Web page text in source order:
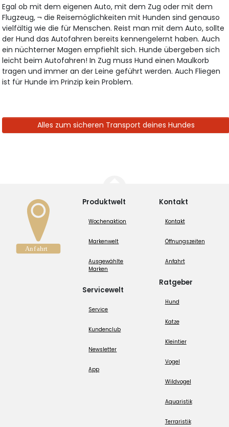
Egal ob mit dem eigenen Auto, mit dem Zug oder mit dem
Flugzeug, ¬ die Reisemöglichkeiten mit Hunden sind genauso
vielfältig wie die für Menschen. Reist man mit dem Auto, sollte
der Hund das Autofahren bereits kennengelernt haben. Auch
ein nüchterner Magen empfiehlt sich. Hunde übergeben sich
leicht beim Autofahren! In Zug muss Hund einen Maulkorb
tragen und immer an der Leine geführt werden. Auch Fliegen
ist für Hunde im Prinzip kein Problem.
Alles zum sicheren Transport deines Hundes
Produktwelt
Wochenaktion
Markenwelt
Ausgewählte
Marken
Servicewelt
Service
Kundenclub
Newsletter
App
Kontakt
Kontakt
Öffnungszeiten
Anfahrt
Ratgeber
Hund
Katze
Kleintier
Vogel
Wildvogel
Aquaristik
Terraristik